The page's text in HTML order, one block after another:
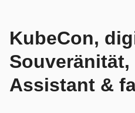
KubeCon,
Souveränität,
Assistant &